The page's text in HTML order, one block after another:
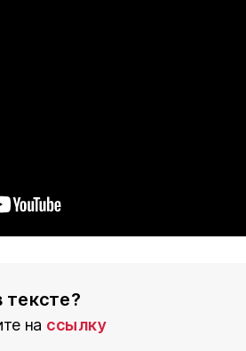
на ссылку